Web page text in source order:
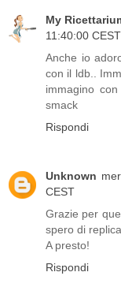
My
11:40:00 CEST
Anche io
con il ldb..
immagino
smack
Rispondi
Unknown
CEST
Grazie per
spero di
A presto!
Rispondi